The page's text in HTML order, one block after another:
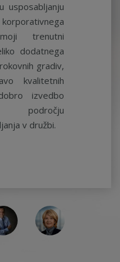
usposabljanju
trenutni
dodatnega
gradiv,
kvalitetnih
izvedbo
področju
v družbi.